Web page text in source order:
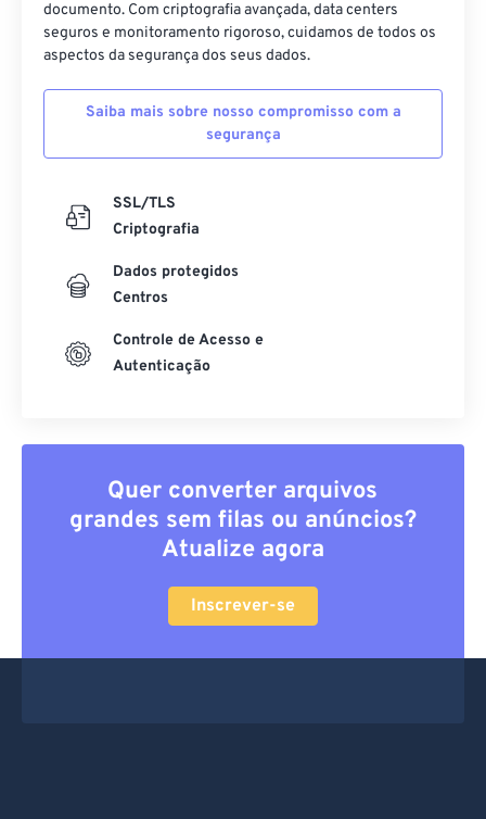
documento. Com criptografia avançada, data centers
seguros e monitoramento rigoroso, cuidamos de todos os
aspectos da segurança dos seus dados.
Saiba mais sobre nosso compromisso com a
segurança
SSL/TLS
Criptografia
Dados protegidos
Centros
Controle de Acesso e
Autenticação
Quer converter arquivos
grandes sem filas ou anúncios?
Atualize agora
Inscrever-se